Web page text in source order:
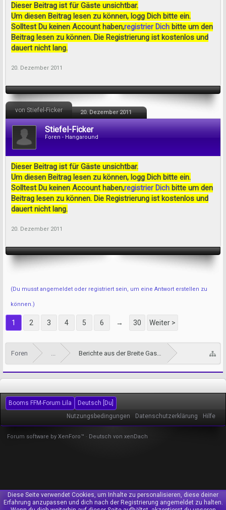
Dieser Beitrag ist für Gäste unsichtbar.
Um diesen Beitrag lesen zu können, logg Dich bitte ein.
Solltest Du keinen Account haben,registrier Dich bitte um den
Beitrag lesen zu können. Die Registrierung ist kostenlos und
dauert nicht lang.
20. Dezember 2011
von Stiefel-Ficker 20. Dezember 2011
Stiefel-Ficker
Foren - Hangaround
Dieser Beitrag ist für Gäste unsichtbar.
Um diesen Beitrag lesen zu können, logg Dich bitte ein.
Solltest Du keinen Account haben,registrier Dich bitte um den
Beitrag lesen zu können. Die Registrierung ist kostenlos und
dauert nicht lang.
20. Dezember 2011
(Du musst angemeldet oder registriert sein, um eine Antwort erstellen zu
können.)
1 2 3 4 5 6 → 30 Weiter >
Foren ... Berichte aus der Breite Gasse
Booms FFM-Forum Lila
Deutsch [Du]
Nutzungsbedingungen
Datenschutzerklärung Hilfe
Forum software by XenForo™ - Deutsch von xenDach
Diese Seite verwendet Cookies, um Inhalte zu personalisieren, diese deiner
Erfahrung anzupassen und dich nach der Registrierung angemeldet zu halten.